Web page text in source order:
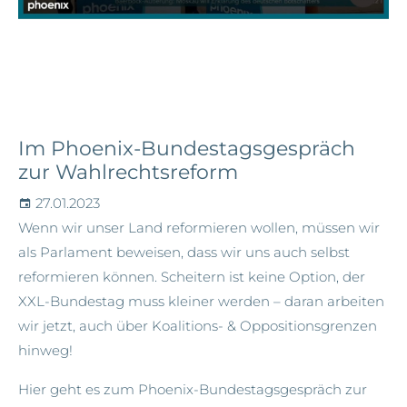
Im Phoenix-Bundestagsgespräch
zur Wahlrechtsreform
27.01.2023
Wenn wir unser Land reformieren wollen, müssen wir
als Parlament beweisen, dass wir uns auch selbst
reformieren können. Scheitern ist keine Option, der
XXL-Bundestag muss kleiner werden – daran arbeiten
wir jetzt, auch über Koalitions- & Oppositionsgrenzen
hinweg!
Hier geht es zum Phoenix-Bundestagsgespräch zur